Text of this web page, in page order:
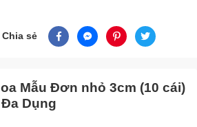
Chia sẻ
Mẫu Đơn nhỏ 3cm (10 cái)
Dụng